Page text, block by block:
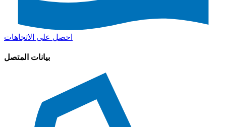
احصل على الاتجاهات
بيانات المتصل